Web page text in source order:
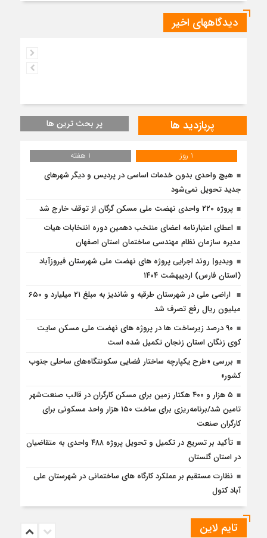
دیدگاههای اخیر
پربازدید ها پر بحث ترین ها
1 روز
1 هفته
هیچ واحدی بدون خدمات اساسی در پردیس و دیگر شهرهای
جدید تحویل نمی‌شود
پروژه ۲۲۰ واحدی نهضت ملی مسکن گرگان از توقف خارج شد
اعطای اعتبارنامه اعضای منتخب دهمین دوره انتخابات هیات
مدیره سازمان نظام مهندسی ساختمان استان اصفهان
ویدیو| روند اجرایی پروژه های نهضت ملی شهرستان فیروزآباد
(استان فارس) اردیبهشت ۱۴۰۴
اراضی ملی در شهرستان طرقبه و شاندیز به مبلغ ۲۱ میلیارد و ۶۵۰
میلیون ریال رفع تصرف شد
۹۰ درصد زیرساخت ها در پروژه های نهضت ملی مسکن سایت
کوی زنگان استان زنجان تکمیل شده است
بررسی «طرح یکپارچه ساختار فضایی سکونتگاه‌های ساحلی جنوب
کشور»
۵ هزار و ۴۰۰ هکتار زمین برای مسکن کارگران در قالب صنعت‌شهر
تامین شد/برنامه‌ریزی برای ساخت ١۵٠ هزار واحد مسکونی برای
کارگران صنعت
تأکید بر تسریع در تکمیل و تحویل پروژه ۴۸۸ واحدی به متقاضیان
در استان گلستان
نظارت مستقیم بر عملکرد کارگاه های ساختمانی در شهرستان علی
آباد کتول
تایم لاین